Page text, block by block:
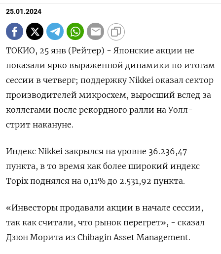
25.01.2024
ТОКИО, 25 янв (Рейтер) - Японские акции не
показали ярко выраженной динамики по итогам
сессии в четверг; поддержку Nikkei оказал сектор
производителей микросхем, выросший вслед за
коллегами после рекордного ралли на Уолл-
стрит накануне.
Индекс Nikkei закрылся на уровне 36.236,47
пункта, в то время как более широкий индекс
Topix поднялся на 0,11% до 2.531,92 пункта.
«Инвесторы продавали акции в начале сессии,
так как считали, что рынок перегрет», - сказал
Дзюн Морита из Chibagin Asset Management.